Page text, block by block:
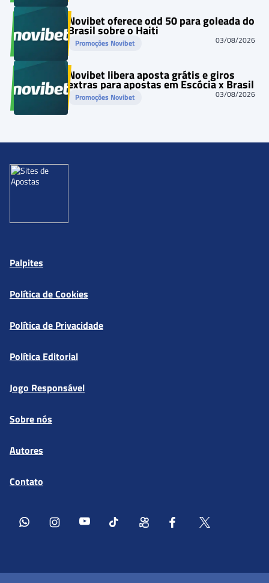
Novibet oferece odd 50 para goleada do
Brasil sobre o Haiti
Promoções Novibet 03/08/2026
Novibet libera aposta grátis e giros
extras para apostas em Escócia x Brasil
Promoções Novibet 03/08/2026
Palpites
Política de Cookies
Política de Privacidade
Política Editorial
Jogo Responsável
Sobre nós
Autores
Contato